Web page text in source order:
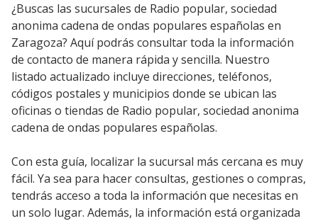
¿Buscas las sucursales de Radio popular, sociedad
anonima cadena de ondas populares españolas en
Zaragoza? Aquí podrás consultar toda la información
de contacto de manera rápida y sencilla. Nuestro
listado actualizado incluye direcciones, teléfonos,
códigos postales y municipios donde se ubican las
oficinas o tiendas de Radio popular, sociedad anonima
cadena de ondas populares españolas.
Con esta guía, localizar la sucursal más cercana es muy
fácil. Ya sea para hacer consultas, gestiones o compras,
tendrás acceso a toda la información que necesitas en
un solo lugar. Además, la información está organizada